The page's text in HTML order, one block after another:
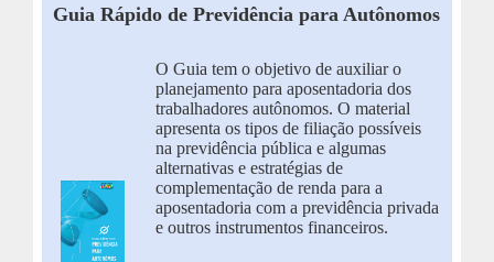
Guia Rápido de Previdência para Autônomos
O Guia tem o objetivo de auxiliar o
planejamento para aposentadoria dos
trabalhadores autônomos. O material
apresenta os tipos de filiação possíveis
na previdência pública e algumas
alternativas e estratégias de
complementação de renda para a
aposentadoria com a previdência privada
e outros instrumentos financeiros.